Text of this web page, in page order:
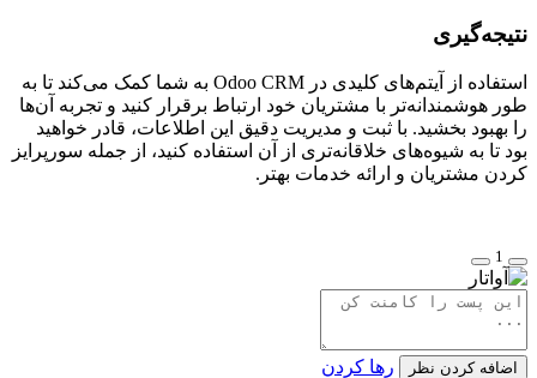
نتیجه‌گیری
استفاده از آیتم‌های کلیدی در Odoo CRM به شما کمک می‌کند تا به
طور هوشمندانه‌تر با مشتریان خود ارتباط برقرار کنید و تجربه آن‌ها
را بهبود بخشید. با ثبت و مدیریت دقیق این اطلاعات، قادر خواهید
بود تا به شیوه‌های خلاقانه‌تری از آن استفاده کنید، از جمله سورپرایز
کردن مشتریان و ارائه خدمات بهتر.
1
اضافه کردن نظر رها کردن